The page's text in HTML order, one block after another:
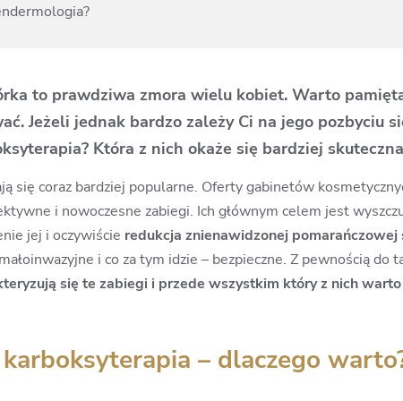
to prawdziwa zmora wielu kobiet. Warto
Jeżeli jednak bardzo zależy Ci na jego pozbyciu
Która z nich okaże się bardziej
się coraz bardziej popularne. Oferty gabinetów
i nowoczesne zabiegi. Ich głównym celem jest
jej i oczywiście redukcja znienawidzonej pomarańczowej
i co za tym idzie – bezpieczne. Z pewnością do
się te zabiegi i przede wszystkim który z nich
– dlaczego